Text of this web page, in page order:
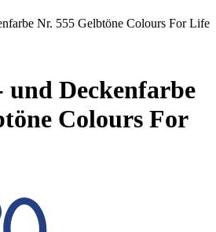
und Deckenfarbe
Colours For